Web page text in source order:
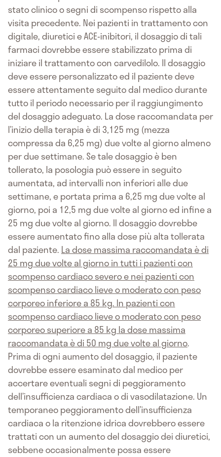
stato clinico o segni di scompenso rispetto alla
visita precedente. Nei pazienti in trattamento con
digitale, diuretici e ACE-inibitori, il dosaggio di tali
farmaci dovrebbe essere stabilizzato prima di
iniziare il trattamento con carvedilolo. Il dosaggio
deve essere personalizzato ed il paziente deve
essere attentamente seguito dal medico durante
tutto il periodo necessario per il raggiungimento
del dosaggio adeguato. La dose raccomandata per
l’inizio della terapia è di 3,125 mg (mezza
compressa da 6,25 mg) due volte al giorno almeno
per due settimane. Se tale dosaggio è ben
tollerato, la posologia può essere in seguito
aumentata, ad intervalli non inferiori alle due
settimane, e portata prima a 6,25 mg due volte al
giorno, poi a 12,5 mg due volte al giorno ed infine a
25 mg due volte al giorno. Il dosaggio dovrebbe
essere aumentato fino alla dose più alta tollerata
dal paziente. La dose massima raccomandata è di
25 mg due volte al giorno in tutti i pazienti con
scompenso cardiaco severo e nei pazienti con
scompenso cardiaco lieve o moderato con peso
corporeo inferiore a 85 kg. In pazienti con
scompenso cardiaco lieve o moderato con peso
corporeo superiore a 85 kg la dose massima
raccomandata è di 50 mg due volte al giorno.
Prima di ogni aumento del dosaggio, il paziente
dovrebbe essere esaminato dal medico per
accertare eventuali segni di peggioramento
dell’insufficienza cardiaca o di vasodilatazione. Un
temporaneo peggioramento dell’insufficienza
cardiaca o la ritenzione idrica dovrebbero essere
trattati con un aumento del dosaggio dei diuretici,
sebbene occasionalmente possa essere